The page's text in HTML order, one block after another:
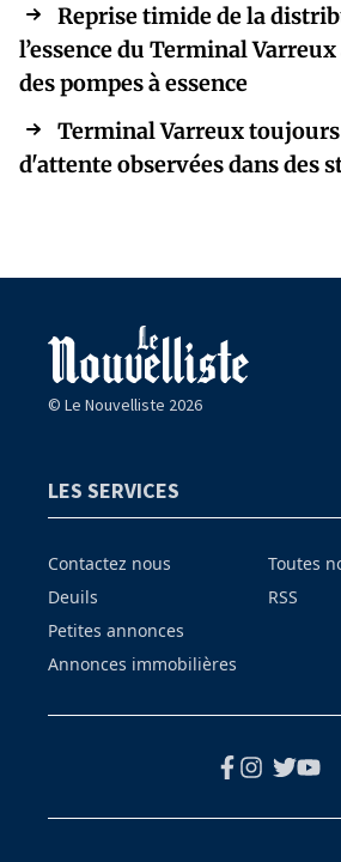
Reprise timide de la
l’essence du Terminal
des pompes à essence
Terminal Varreux
d'attente observées dans des
© Le Nouvelliste 2026
LES SERVICES
Contactez nous
Deuils
Petites annonces
Annonces immobilières
Toutes
RSS